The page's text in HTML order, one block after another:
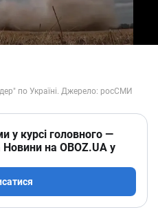
у курсі головного —
Новини на OBOZ.UA у